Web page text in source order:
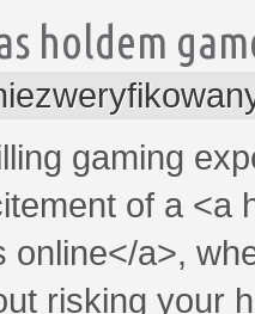
holdem
gaming
of a <a
online</a>,
risking your